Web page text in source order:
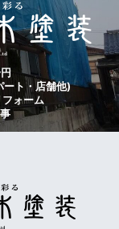
ート・店舗他)
フォーム